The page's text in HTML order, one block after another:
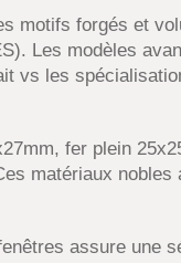
motifs forgés et
Les modèles
vs les
fer plein
matériaux
assure une